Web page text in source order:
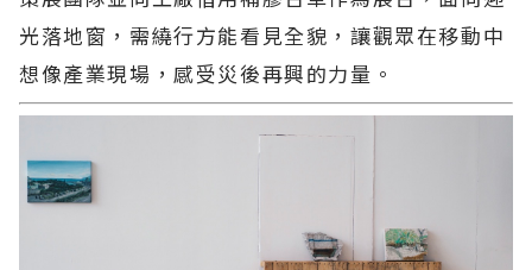
光落地窗，需繞行方能看見全貌，讓觀眾在移動中
想像產業現場，感受災後再興的力量。